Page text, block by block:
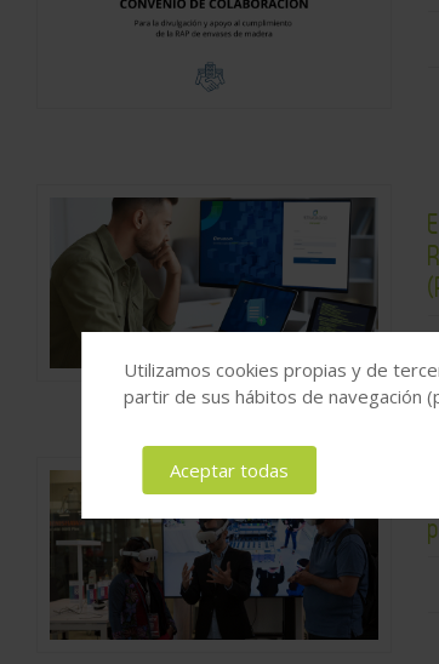
Utilizamos cookies propias y de
partir de sus hábitos de navegación
Aceptar todas